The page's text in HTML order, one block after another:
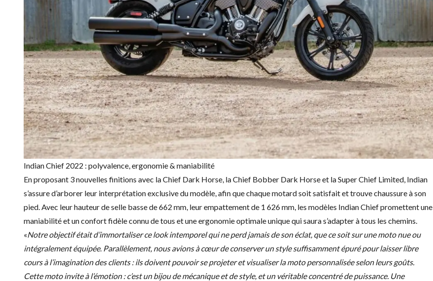
Indian Chief 2022 : polyvalence, ergonomie & maniabilité
En proposant 3 nouvelles finitions avec la Chief Dark Horse, la Chief Bobber Dark Horse et la Super Chief Limited, Indian
s’assure d’arborer leur interprétation exclusive du modèle, afin que chaque motard soit satisfait et trouve chaussure à son
pied. Avec leur hauteur de selle basse de 662 mm, leur empattement de 1 626 mm, les modèles Indian Chief promettent une
maniabilité et un confort fidèle connu de tous et une ergonomie optimale unique qui saura s’adapter à tous les chemins.
«Notre objectif était d’immortaliser ce look intemporel qui ne perd jamais de son éclat, que ce soit sur une moto nue ou
intégralement équipée. Parallèlement, nous avions à cœur de conserver un style suffisamment épuré pour laisser libre
cours à l’imagination des clients : ils doivent pouvoir se projeter et visualiser la moto personnalisée selon leurs goûts.
Cette moto invite à l’émotion : c’est un bijou de mécanique et de style, et un véritable concentré de puissance. Une